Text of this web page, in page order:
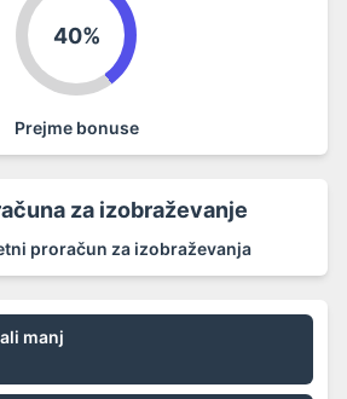
40%
Prejme bonuse
za izobraževanje
proračun za izobraževanja
manj